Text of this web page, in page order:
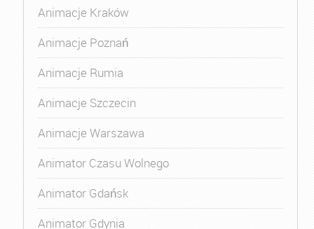
Animacje Kraków
Animacje Poznań
Animacje Rumia
Animacje Szczecin
Animacje Warszawa
Animator Czasu Wolnego
Animator Gdańsk
Animator Gdynia